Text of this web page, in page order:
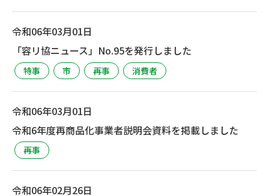
令和06年03月01日
「容リ協ニュース」No.95を発行しました
特事 市 再事 消費者
令和06年03月01日
令和6年度再商品化事業者説明会資料を掲載しました
再事
令和06年02月26日